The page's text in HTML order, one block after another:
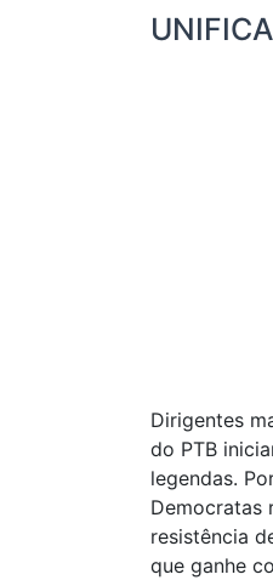
Dirigentes
do PTB
legendas.
Democratas
resistência
que ganhe